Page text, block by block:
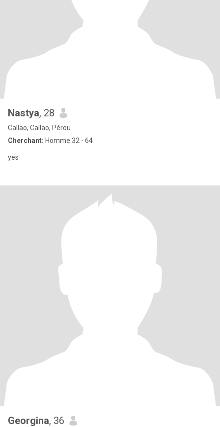
Nastya, 28
Callao, Callao, Pérou
Cherchant: Homme 32 - 64
yes
Georgina, 36